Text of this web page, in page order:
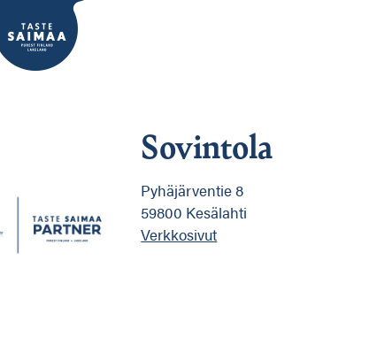
Sovintola
Pyhäjärventie 8
59800 Kesälahti
Verkkosivut